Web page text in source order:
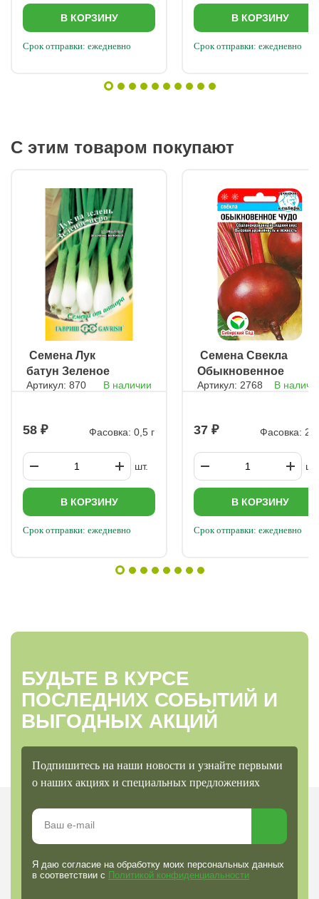
В КОРЗИНУ
Срок отправки: ежедневно
В КОРЗИНУ
Срок отправки: ежедневно
С этим товаром покупают
ㅤ Семена Лук
батун Зеленое
перо на зелень
Артикул: 870 В наличии
58 Фасовка: 0,5 г
шт.
В КОРЗИНУ
Срок отправки: ежедневно
ㅤ Семена Свекла
Обыкновенное
чудо
Артикул: 2768 В
37 Фасовка: 2 г
шт.
В КОРЗИНУ
Срок отправки: ежедневно
БУДЬТЕ В КУРСЕ
ПОСЛЕДНИХ СОБЫТИЙ И
ВЫГОДНЫХ АКЦИЙ
Подпишитесь на наши новости и узнайте первыми
о наших акциях и специальных предложениях
Я даю согласие на обработку моих персональных данных
в соответствии с Политикой конфиденциальности